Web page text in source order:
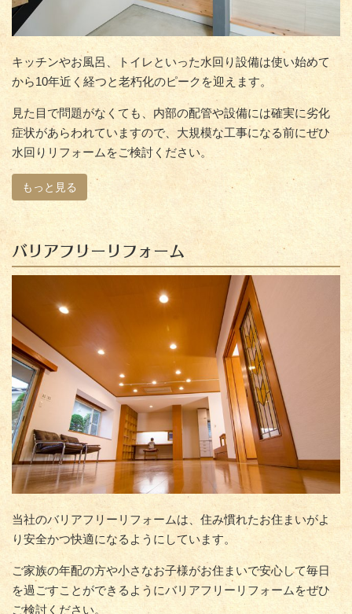
キッチンやお風呂、トイレといった水回り設備は使い始めて
から10年近く経つと老朽化のピークを迎えます。
見た目で問題がなくても、内部の配管や設備には確実に劣化
症状があらわれていますので、大規模な工事になる前にぜひ
水回りリフォームをご検討ください。
もっと見る
バリアフリーリフォーム
当社のバリアフリーリフォームは、住み慣れたお住まいがよ
り安全かつ快適になるようにしています。
ご家族の年配の方や小さなお子様がお住まいで安心して毎日
を過ごすことができるようにバリアフリーリフォームをぜひ
ご検討ください。